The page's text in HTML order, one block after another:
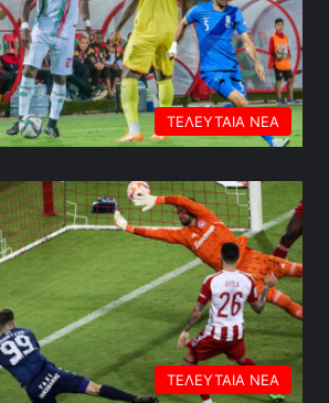
ΤΕΛΕΥΤΑΙΑ ΝΕΑ
ΤΕΛΕΥΤΑΙΑ ΝΕΑ